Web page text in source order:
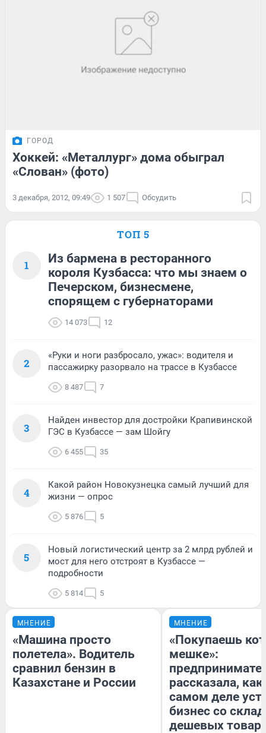
ГОРОД
Хоккей: «Металлург» дома обыграл
«Слован» (фото)
3 декабря, 2012, 09:49 1 507 Обсудить
ТОП 5
1
Из бармена в ресторанного
короля Кузбасса: что мы знаем о
Печерском, бизнесмене,
спорящем с губернаторами
14 073 12
2
«Руки и ноги разбросало, ужас»: водителя и
пассажирку разорвало на трассе в Кузбассе
8 487 7
3
Найден инвестор для достройки Крапивинской
ГЭС в Кузбассе — зам Шойгу
6 455 35
4
Какой район Новокузнецка самый лучший для
жизни — опрос
5 876 5
5
Новый логистический центр за 2 млрд рублей и
мост для него отстроят в Кузбассе —
подробности
5 814 5
МНЕНИЕ
«Машина просто
полетела». Водитель
сравнил бензин в
Казахстане и России
МНЕНИЕ
«Покупаешь
мешке»:
рассказала, как
самом деле
бизнес со
дешевых